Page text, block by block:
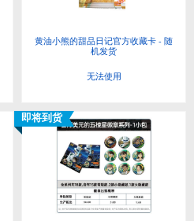
黄油小熊的甜品日记官方收藏卡 - 随
机发货
无法使用
即将到货